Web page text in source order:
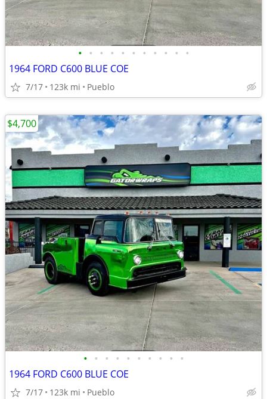
• • • • • • • • • • •
1964 FORD C600 BLUE COE
7/17 123k mi Pueblo
• • • • • • • • • •
1964 FORD C600 BLUE COE
7/17 123k mi Pueblo
$4,700